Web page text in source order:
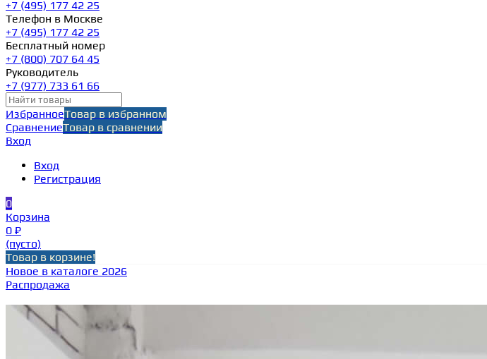
+7 (495) 177 42 25
Телефон в Москве
+7 (495) 177 42 25
Бесплатный номер
+7 (800) 707 64 45
Руководитель
+7 (977) 733 61 66
ИзбранноеТовар в избранном
СравнениеТовар в сравнении
Вход
Вход
Регистрация
0
Корзина
0 ₽
(пусто)
Товар в корзине!
Новое в каталоге 2026
Распродажа